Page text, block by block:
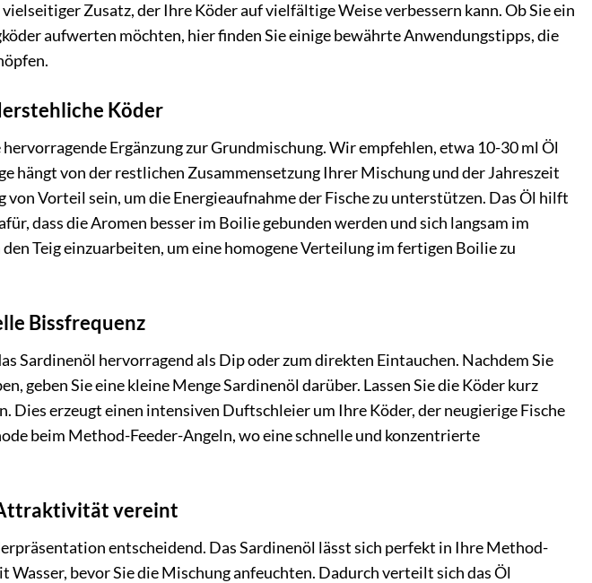
Zusatz, der Ihre Köder auf vielfältige Weise verbessern kann. Ob Sie ein
aufwerten möchten, hier finden Sie einige bewährte Anwendungstipps, die
Köder
Ergänzung zur Grundmischung. Wir empfehlen, etwa 10-30 ml Öl
hängt von der restlichen Zusammensetzung Ihrer Mischung und der Jahreszeit
Vorteil sein, um die Energieaufnahme der Fische zu unterstützen. Das Öl hilft
dass die Aromen besser im Boilie gebunden werden und sich langsam im
Teig einzuarbeiten, um eine homogene Verteilung im fertigen Boilie zu
Bissfrequenz
Sardinenöl hervorragend als Dip oder zum direkten Eintauchen. Nachdem Sie
geben Sie eine kleine Menge Sardinenöl darüber. Lassen Sie die Köder kurz
erzeugt einen intensiven Duftschleier um Ihre Köder, der neugierige Fische
beim Method-Feeder-Angeln, wo eine schnelle und konzentrierte
vereint
entscheidend. Das Sardinenöl lässt sich perfekt in Ihre Method-
bevor Sie die Mischung anfeuchten. Dadurch verteilt sich das Öl